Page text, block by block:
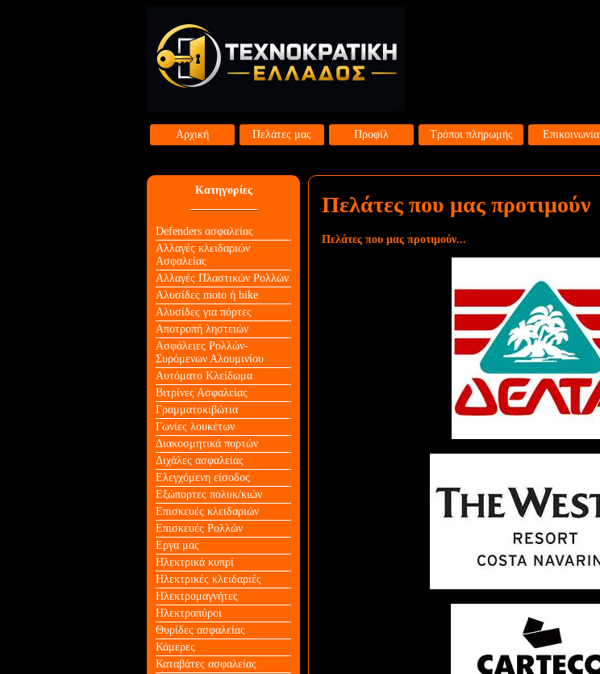
Αρχική Πελάτες μας Προφίλ Τρόποι πληρωμής Επικοινωνία
Κατηγορίες
Defenders ασφαλείας
Αλλαγές κλειδαριών
Aσφαλείας
Αλλαγές Πλαστικών Ρολλών
Αλυσίδες moto ή bike
Αλυσίδες για πόρτες
Αποτροπή ληστειών
Ασφάλειες Ρολλών-
Συρόμενων Αλουμινίου
Αυτόματο Κλείδωμα
Βιτρίνες Ασφαλείας
Γραμματοκιβώτια
Γωνίες λουκέτων
Διακοσμητικά πορτών
Διχάλες ασφαλείας
Ελεγχόμενη είσοδος
Εξώπορτες πολυκ/κιών
Επισκευές κλειδαριών
Επισκευές Ρολλών
Εργα μας
Ηλεκτρικά κυπρί
Ηλεκτρικές κλειδαριές
Ηλεκτρομαγνήτες
Ηλεκτροπύροι
Θυρίδες ασφαλείας
Κάμερες
Καταβάτες ασφαλείας
Πελάτες που μας προτιμούν
Πελάτες που μας προτιμούν...